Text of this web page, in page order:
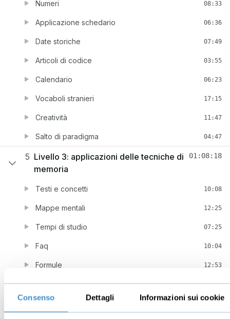
Consenso Dettagli Informazioni sui cookie
Numeri 08:33
Applicazione schedario 06:36
Date storiche 07:49
Articoli di codice 03:55
Calendario 06:23
Vocaboli stranieri 17:15
Creatività 11:47
Salto di paradigma 04:47
5 Livello 3: applicazioni delle tecniche di
memoria
01:08:18
Testi e concetti 10:08
Mappe mentali 12:25
Tempi di studio 07:25
Faq 10:04
Formule 12:53
Conclusione 01:18
Loci e stanze 06:00